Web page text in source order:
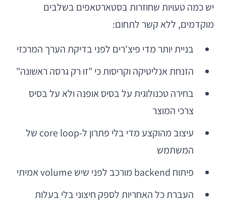
יש כמה טעויות שחוזרות בסטארטאפים בשלבים
מוקדמים, ללא קשר לתחום:
בניית יותר מדי פיצ'רים לפני בדיקת הערך המרכזי
הזנחת אנליטיקה וקריסות כי "זו רק גרסה ראשונה"
בחירה טכנולוגית על בסיס אופנה ולא על בסיס
צרכי המוצר
עיצוב מהוקצע מדי בלי פתרון ל-core loop של
המשתמש
פיתוח backend מורכב לפני שיש volume אמיתי
העברת כל האחריות לספק חיצוני בלי בעלות